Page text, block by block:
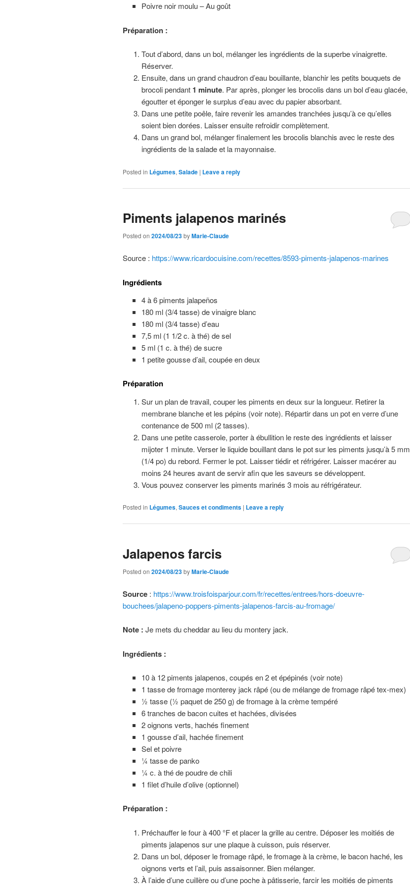
Poivre noir moulu – Au goût
Préparation :
Tout d’abord, dans un bol, mélanger les ingrédients de la superbe vinaigrette.
Réserver.
Ensuite, dans un grand chaudron d’eau bouillante, blanchir les petits bouquets de
brocoli pendant 1 minute. Par après, plonger les brocolis dans un bol d’eau glacée,
égoutter et éponger le surplus d’eau avec du papier absorbant.
Dans une petite poêle, faire revenir les amandes tranchées jusqu’à ce qu’elles
soient bien dorées. Laisser ensuite refroidir complètement.
Dans un grand bol, mélanger finalement les brocolis blanchis avec le reste des
ingrédients de la salade et la mayonnaise.
Posted in Légumes, Salade | Leave a reply
Piments jalapenos marinés
Posted on 2024/08/23byMarie-Claude
Source : https://www.ricardocuisine.com/recettes/8593-piments-jalapenos-marines
Ingrédients
4 à 6 piments jalapeños
180 ml (3/4 tasse) de vinaigre blanc
180 ml (3/4 tasse) d’eau
7,5 ml (1 1/2 c. à thé) de sel
5 ml (1 c. à thé) de sucre
1 petite gousse d’ail, coupée en deux
Préparation
Sur un plan de travail, couper les piments en deux sur la longueur. Retirer la
membrane blanche et les pépins (voir note). Répartir dans un pot en verre d’une
contenance de 500 ml (2 tasses).
Dans une petite casserole, porter à ébullition le reste des ingrédients et laisser
mijoter 1 minute. Verser le liquide bouillant dans le pot sur les piments jusqu’à 5 mm
(1/4 po) du rebord. Fermer le pot. Laisser tiédir et réfrigérer. Laisser macérer au
moins 24 heures avant de servir afin que les saveurs se développent.
Vous pouvez conserver les piments marinés 3 mois au réfrigérateur.
Posted in Légumes, Sauces et condiments | Leave a reply
Jalapenos farcis
Posted on 2024/08/23byMarie-Claude
Source : https://www.troisfoisparjour.com/fr/recettes/entrees/hors-doeuvre-
bouchees/jalapeno-poppers-piments-jalapenos-farcis-au-fromage/
Note : Je mets du cheddar au lieu du montery jack.
Ingrédients :
10 à 12 piments jalapenos, coupés en 2 et épépinés (voir note)
1 tasse de fromage monterey jack râpé (ou de mélange de fromage râpé tex-mex)
½ tasse (½ paquet de 250 g) de fromage à la crème tempéré
6 tranches de bacon cuites et hachées, divisées
2 oignons verts, hachés finement
1 gousse d’ail, hachée finement
Sel et poivre
¼ tasse de panko
¼ c. à thé de poudre de chili
1 filet d’huile d’olive (optionnel)
Préparation :
Préchauffer le four à 400 °F et placer la grille au centre. Déposer les moitiés de
piments jalapenos sur une plaque à cuisson, puis réserver.
Dans un bol, déposer le fromage râpé, le fromage à la crème, le bacon haché, les
oignons verts et l’ail, puis assaisonner. Bien mélanger.
À l’aide d’une cuillère ou d’une poche à pâtisserie, farcir les moitiés de piments